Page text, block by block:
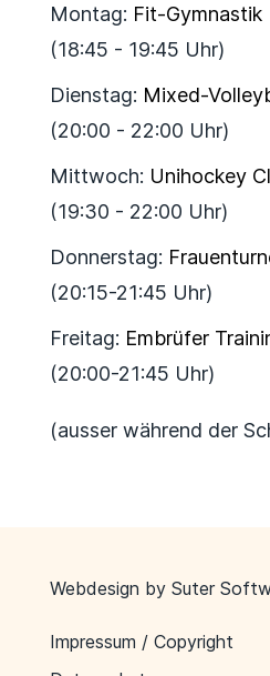
Montag: Fit-Gymnastik
(18:45 - 19:45 Uhr)
Dienstag: Mixed-
(20:00 - 22:00 Uhr)
Mittwoch: Unihockey
(19:30 - 22:00 Uhr)
Donnerstag:
(20:15-21:45 Uhr)
Freitag: Embrüfer
(20:00-21:45 Uhr)
(ausser während der
Webdesign by Suter
Impressum / Copyright